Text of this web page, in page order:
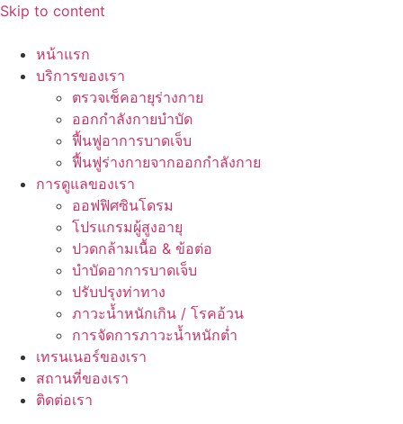
Skip to content
หน้าแรก
บริการของเรา
ตรวจเช็คอายุร่างกาย
ออกกำลังกายบำบัด
ฟื้นฟูอาการบาดเจ็บ
ฟื้นฟูร่างกายจากออกกำลังกาย
การดูแลของเรา
ออฟฟิศซินโดรม
โปรแกรมผู้สูงอายุ
ปวดกล้ามเนื้อ & ข้อต่อ
บำบัดอาการบาดเจ็บ
ปรับปรุงท่าทาง
ภาวะน้ำหนักเกิน / โรคอ้วน
การจัดการภาวะน้ำหนักต่ำ
เทรนเนอร์ของเรา
สถานที่ของเรา
ติดต่อเรา